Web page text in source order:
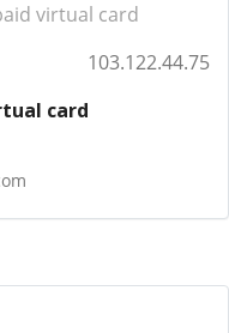
virtual card
103.122.44.75
card